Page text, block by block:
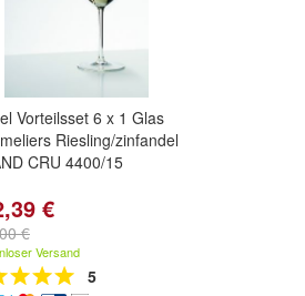
Vorteilsset 6 x 1 Glas
Riesling/zinfandel
CRU 4400/15
€
€
Versand
5